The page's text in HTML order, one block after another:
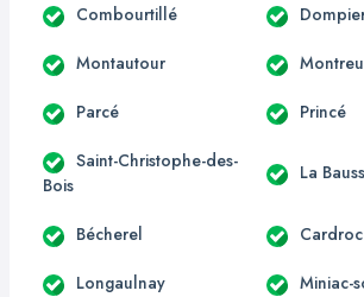
Combourtillé
Montautour
Parcé Princé
Saint-Christophe-des-
Bois
La
Bécherel Cardroc
Longaulnay Miniac-